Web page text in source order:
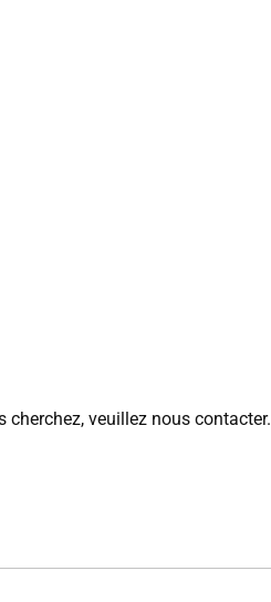
veuillez nous contacter.